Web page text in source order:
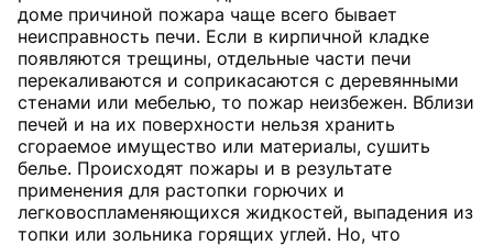
доме причиной пожара чаще всего бывает
неисправность печи. Если в кирпичной кладке
появляются трещины, отдельные части печи
перекаливаются и соприкасаются с деревянными
стенами или мебелью, то пожар неизбежен. Вблизи
печей и на их поверхности нельзя хранить
сгораемое имущество или материалы, сушить
белье. Происходят пожары и в результате
применения для растопки горючих и
легковоспламеняющихся жидкостей, выпадения из
топки или зольника горящих углей. Но, что